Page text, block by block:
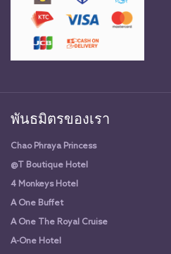
พันธมิตรของเรา
Chao Phraya Princess
@T Boutique Hotel
4 Monkeys Hotel
A One Buffet
A One The Royal Cruise
A-One Hotel